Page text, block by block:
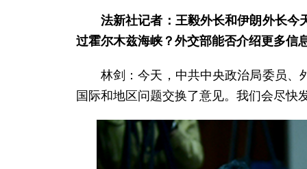
法新社记者：王毅外长和伊朗外长今
过霍尔木兹海峡？外交部能否介绍更多信
林剑：今天，中共中央政治局委员、
国际和地区问题交换了意见。我们会尽快